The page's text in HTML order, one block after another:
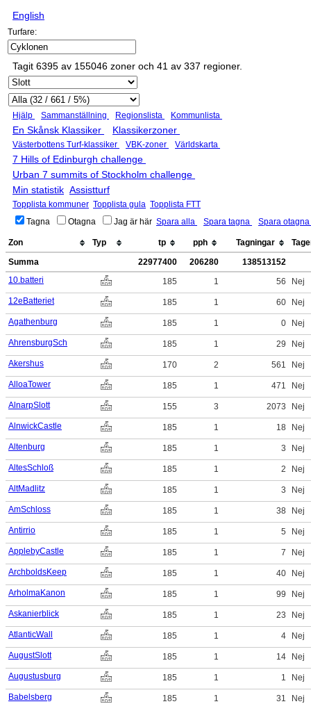
English
Turfare:
Tagit 6395 av 155046 zoner och 41 av 337 regioner.
Hjälp Sammanställning Regionslista Kommunlista
En Skånsk Klassiker Klassikerzoner
Västerbottens Turf-klassiker VBK-zoner Världskarta
7 Hills of Edinburgh challenge
Urban 7 summits of Stockholm challenge
Min statistik Assistturf
Topplista kommuner Topplista gula Topplista FTT
Tagna
Otagna Jag är här Spara alla Spara tagna Spara otagna
Zon Typ tp pph Tagningar
Summa
22977400 206280
138513152
10.batteri
185 1 56
Nej
12eBatteriet
185 1 60
Nej
Agathenburg
185 1 0
Nej
AhrensburgSch
185 1 29
Nej
Akershus
170 2 561
Nej
AlloaTower
185 1 471
Nej
AlnarpSlott
155 3 2073
Nej
AlnwickCastle
185 1 18
Nej
Altenburg
185 1 3
Nej
AltesSchloß
185 1 2
Nej
AltMadlitz
185 1 3
Nej
AmSchloss
185 1 38
Nej
Antirrio
185 1 5
Nej
ApplebyCastle
185 1 7
Nej
ArchboldsKeep
185 1 40
Nej
ArholmaKanon
185 1 99
Nej
Askanierblick
185 1 23
Nej
AtlanticWall
185 1 4
Nej
AugustSlott
185 1 14
Nej
Augustusburg
185 1 1
Nej
Babelsberg
185 1 31
Nej